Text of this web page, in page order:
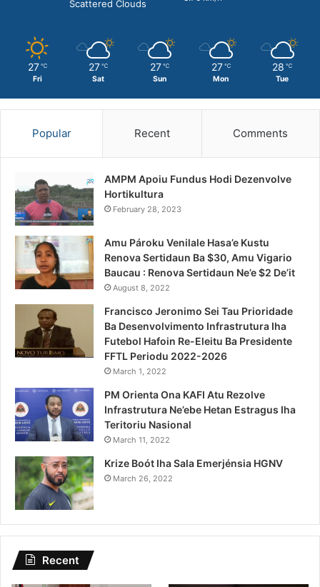
Scattered Clouds
27 ℃
Fri
27 ℃
Sat
27 ℃
Sun
27 ℃
Mon
28 ℃
Tue
Popular Recent Comments
AMPM Apoiu Fundus Hodi Dezenvolve
Hortikultura
February 28, 2023
Amu Pároku Venilale Hasa’e Kustu
Renova Sertidaun Ba $30, Amu Vigario
Baucau : Renova Sertidaun Ne’e $2 De’it
August 8, 2022
Francisco Jeronimo Sei Tau Prioridade
Ba Desenvolvimento Infrastrutura Iha
Futebol Hafoin Re-Eleitu Ba Presidente
FFTL Periodu 2022-2026
March 1, 2022
PM Orienta Ona KAFI Atu Rezolve
Infrastrutura Ne’ebe Hetan Estragus Iha
Teritoriu Nasional
March 11, 2022
Krize Boót Iha Sala Emerjénsia HGNV
March 26, 2022
Recent